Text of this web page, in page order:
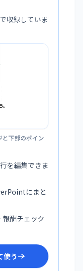
収録していま
と下部のポイン
を編集できま
にまと
酬チェック
使う